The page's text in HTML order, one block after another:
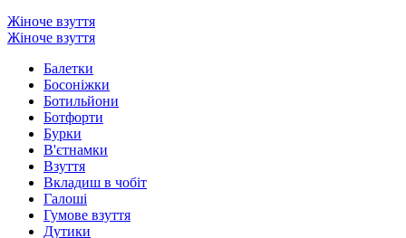
Жіноче взуття
Жіноче взуття
Балетки
Босоніжки
Ботильйони
Ботфорти
Бурки
В'єтнамки
Взуття
Вкладиш в чобіт
Галоші
Гумове взуття
Дутики